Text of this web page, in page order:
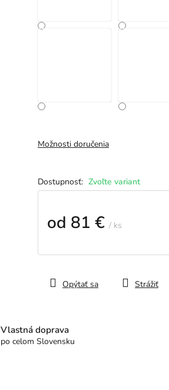
Zvoľte variant
Možnosti doručenia
od 81 € / ks
cena:
Opýtať sa Strážiť
Vlastná doprava
po celom Slovensku